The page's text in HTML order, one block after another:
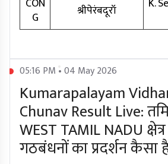
CON
G
श्रीपेरंबदूरॉ
K.
05:16 PM • 04 May 2026
Kumarapalayam
Chunav Result Live:
WEST TAMIL NADU क्षेत्र
गठबंधनों का प्रदर्शन कैसा